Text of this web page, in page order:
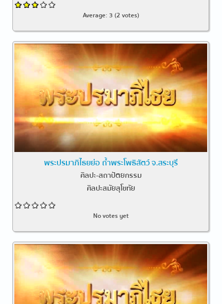
Average: 3 (2 votes)
พระปรมาภิไธยย่อ ถ้ำพระโพธิสัตว์ จ.สระบุรี
ศิลปะ-สถาปัตยกรรม
ศิลปะสมัยสุโขทัย
No votes yet